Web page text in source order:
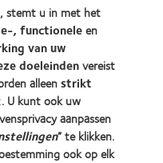
stemt u in met het
, functioneleen
van uw
doeleindenvereist
alleenstrikt
U kunt ook uw
aanpassen
” te klikken.
ook op elk